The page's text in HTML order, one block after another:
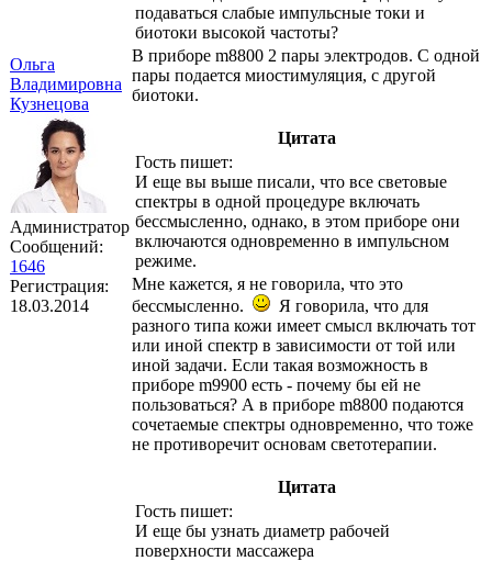
Ольга
Владимировна
Кузнецова
Администратор
Сообщений:
1646
Регистрация:
18.03.2014
подаваться слабые импульсные токи и
биотоки высокой частоты?
В приборе m8800 2 пары электродов. С одной
пары подается миостимуляция, с другой
биотоки.
Цитата
Гость пишет:
И еще вы выше писали, что все световые
спектры в одной процедуре включать
бессмысленно, однако, в этом приборе они
включаются одновременно в импульсном
режиме.
Мне кажется, я не говорила, что это
бессмысленно.
Я говорила, что для
разного типа кожи имеет смысл включать тот
или иной спектр в зависимости от той или
иной задачи. Если такая возможность в
приборе m9900 есть - почему бы ей не
пользоваться? А в приборе m8800 подаются
сочетаемые спектры одновременно, что тоже
не противоречит основам светотерапии.
Цитата
Гость пишет:
И еще бы узнать диаметр рабочей
поверхности массажера